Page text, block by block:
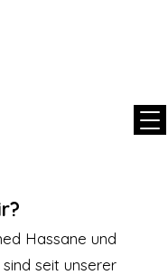
Hassane und
seit unserer